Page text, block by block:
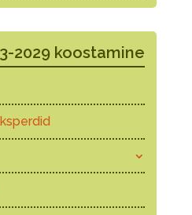
2029 koostamine